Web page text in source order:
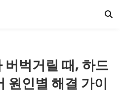
벅거릴 때, 하드
원인별 해결 가이